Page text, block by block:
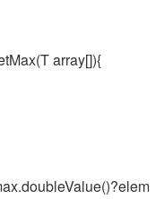
array[]){